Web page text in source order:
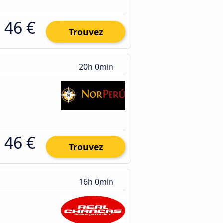
46 € Trouvez
20h 0min
46 € Trouvez
16h 0min